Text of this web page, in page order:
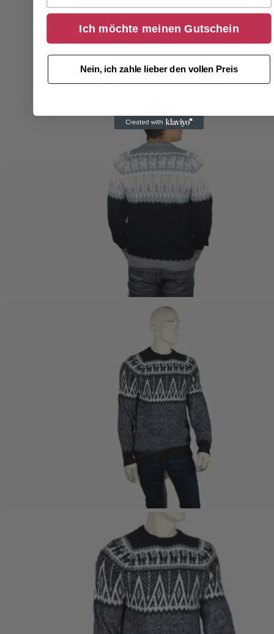
Ich möchte meinen Gutschein
Nein, ich zahle lieber den vollen Preis